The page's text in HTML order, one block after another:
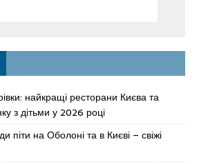
найкращі ресторани Києва та
з дітьми у 2026 році
піти на Оболоні та в Києві – свіжі